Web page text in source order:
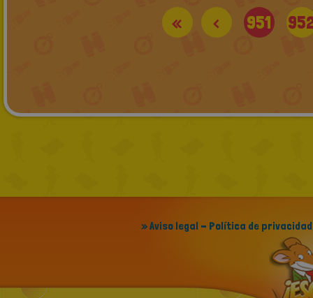
« < 951
» Aviso legal - Política de privacidad